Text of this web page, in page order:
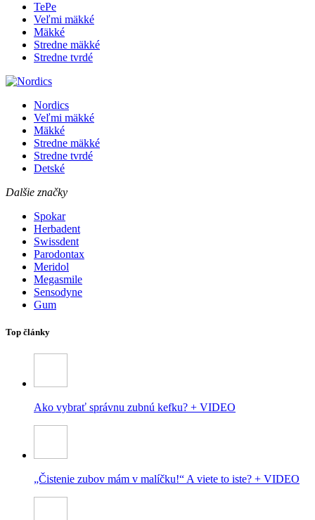
TePe
Veľmi mäkké
Mäkké
Stredne mäkké
Stredne tvrdé
Nordics
Veľmi mäkké
Mäkké
Stredne mäkké
Stredne tvrdé
Detské
Dalšie značky
Spokar
Herbadent
Swissdent
Parodontax
Meridol
Megasmile
Sensodyne
Gum
Top články
Ako vybrať správnu zubnú kefku? + VIDEO
„Čistenie zubov mám v malíčku!“ A viete to iste? + VIDEO